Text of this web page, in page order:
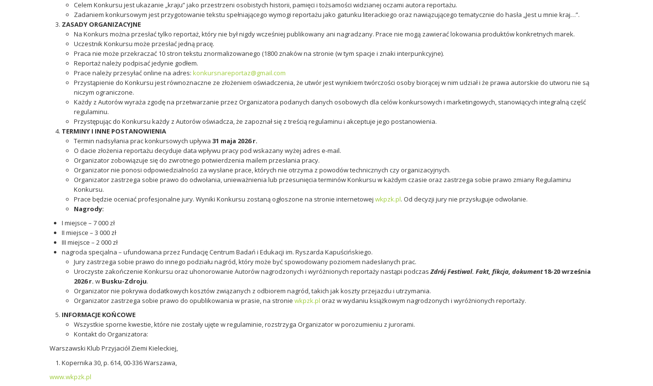
Celem Konkursu jest ukazanie „kraju” jako przestrzeni osobistych historii, pamięci i tożsamości widzianej oczami autora reportażu.
Zadaniem konkursowym jest przygotowanie tekstu spełniającego wymogi reportażu jako gatunku literackiego oraz nawiązującego tematycznie do hasła „Jest u mnie kraj…”.
ZASADY ORGANIZACYJNE
Na Konkurs można przesłać tylko reportaż, który nie był nigdy wcześniej publikowany ani nagradzany. Prace nie mogą zawierać lokowania produktów konkretnych marek.
Uczestnik Konkursu może przesłać jedną pracę.
Praca nie może przekraczać 10 stron tekstu znormalizowanego (1800 znaków na stronie (w tym spacje i znaki interpunkcyjne).
Reportaż należy podpisać jedynie godłem.
Prace należy przesyłać online na adres: konkursnareportaz@gmail.com
Przystąpienie do Konkursu jest równoznaczne ze złożeniem oświadczenia, że utwór jest wynikiem twórczości osoby biorącej w nim udział i że prawa autorskie do utworu nie są
niczym ograniczone.
Każdy z Autorów wyraża zgodę na przetwarzanie przez Organizatora podanych danych osobowych dla celów konkursowych i marketingowych, stanowiących integralną część
regulaminu.
Przystępując do Konkursu każdy z Autorów oświadcza, że zapoznał się z treścią regulaminu i akceptuje jego postanowienia.
TERMINY I INNE POSTANOWIENIA
Termin nadsyłania prac konkursowych upływa 31 maja 2026 r.
O dacie złożenia reportażu decyduje data wpływu pracy pod wskazany wyżej adres e-mail.
Organizator zobowiązuje się do zwrotnego potwierdzenia mailem przesłania pracy.
Organizator nie ponosi odpowiedzialności za wysłane prace, których nie otrzyma z powodów technicznych czy organizacyjnych.
Organizator zastrzega sobie prawo do odwołania, unieważnienia lub przesunięcia terminów Konkursu w każdym czasie oraz zastrzega sobie prawo zmiany Regulaminu
Konkursu.
Prace będzie oceniać profesjonalne jury. Wyniki Konkursu zostaną ogłoszone na stronie internetowej wkpzk.pl. Od decyzji jury nie przysługuje odwołanie.
Nagrody:
I miejsce – 7 000 zł
II miejsce – 3 000 zł
III miejsce – 2 000 zł
nagroda specjalna – ufundowana przez Fundację Centrum Badań i Edukacji im. Ryszarda Kapuścińskiego.
Jury zastrzega sobie prawo do innego podziału nagród, który może być spowodowany poziomem nadesłanych prac.
Uroczyste zakończenie Konkursu oraz uhonorowanie Autorów nagrodzonych i wyróżnionych reportaży nastąpi podczasZdrój Festiwal. Fakt, fikcja, dokument18-20 września
2026 r. w Busku-Zdroju.
Organizator nie pokrywa dodatkowych kosztów związanych z odbiorem nagród, takich jak koszty przejazdu i utrzymania.
Organizator zastrzega sobie prawo do opublikowania w prasie, na stronie wkpzk.pl oraz w wydaniu książkowym nagrodzonych i wyróżnionych reportaży.
INFORMACJE KOŃCOWE
Wszystkie sporne kwestie, które nie zostały ujęte w regulaminie, rozstrzyga Organizator w porozumieniu z jurorami.
Kontakt do Organizatora:
Warszawski Klub Przyjaciół Ziemi Kieleckiej,
Kopernika 30, p. 614, 00-336 Warszawa,
www.wkpzk.pl